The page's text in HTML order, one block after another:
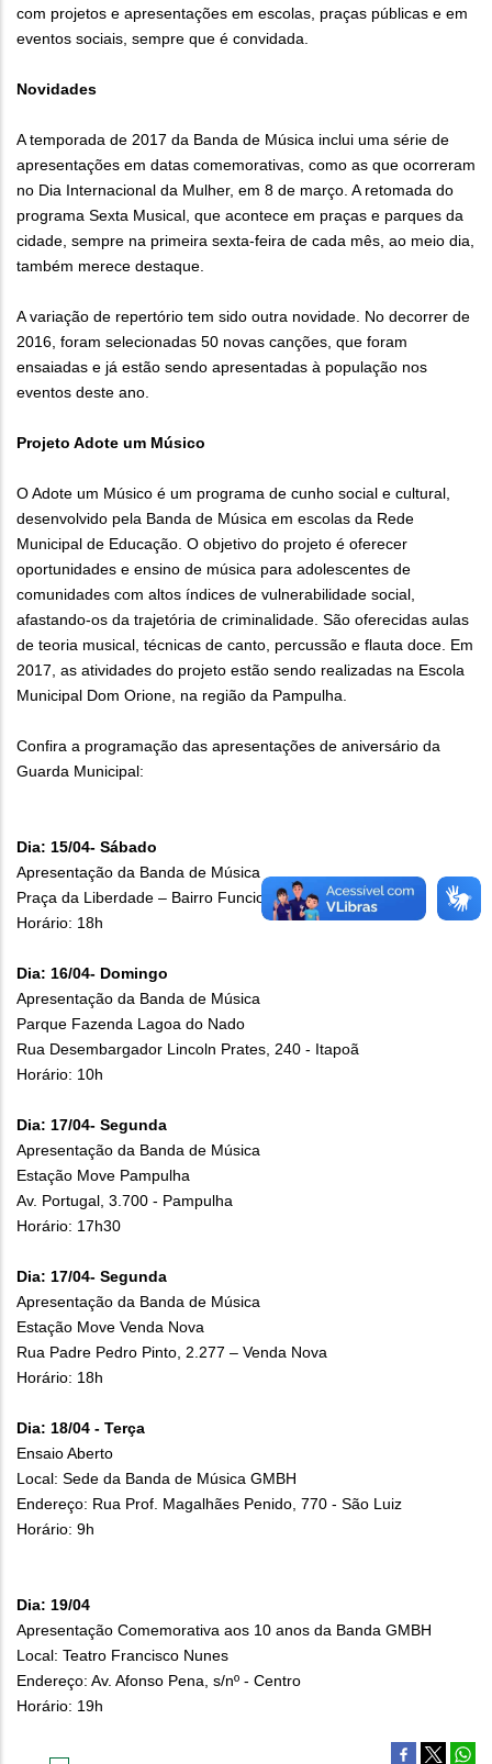
com projetos e apresentações em escolas, praças públicas e em
eventos sociais, sempre que é convidada.
Novidades
A temporada de 2017 da Banda de Música inclui uma série de
apresentações em datas comemorativas, como as que ocorreram
no Dia Internacional da Mulher, em 8 de março. A retomada do
programa Sexta Musical, que acontece em praças e parques da
cidade, sempre na primeira sexta-feira de cada mês, ao meio dia,
também merece destaque.
A variação de repertório tem sido outra novidade. No decorrer de
2016, foram selecionadas 50 novas canções, que foram
ensaiadas e já estão sendo apresentadas à população nos
eventos deste ano.
Projeto Adote um Músico
O Adote um Músico é um programa de cunho social e cultural,
desenvolvido pela Banda de Música em escolas da Rede
Municipal de Educação. O objetivo do projeto é oferecer
oportunidades e ensino de música para adolescentes de
comunidades com altos índices de vulnerabilidade social,
afastando-os da trajetória de criminalidade. São oferecidas aulas
de teoria musical, técnicas de canto, percussão e flauta doce. Em
2017, as atividades do projeto estão sendo realizadas na Escola
Municipal Dom Orione, na região da Pampulha.
Confira a programação das apresentações de aniversário da
Guarda Municipal:
Dia: 15/04- Sábado
Apresentação da Banda de Música
Praça da Liberdade – Bairro Funcionários
Horário: 18h
Dia: 16/04- Domingo
Apresentação da Banda de Música
Parque Fazenda Lagoa do Nado
Rua Desembargador Lincoln Prates, 240 - Itapoã
Horário: 10h
Dia: 17/04- Segunda
Apresentação da Banda de Música
Estação Move Pampulha
Av. Portugal, 3.700 - Pampulha
Horário: 17h30
Dia: 17/04- Segunda
Apresentação da Banda de Música
Estação Move Venda Nova
Rua Padre Pedro Pinto, 2.277 – Venda Nova
Horário: 18h
Dia: 18/04 - Terça
Ensaio Aberto
Local: Sede da Banda de Música GMBH
Endereço: Rua Prof. Magalhães Penido, 770 - São Luiz
Horário: 9h
Dia: 19/04
Apresentação Comemorativa aos 10 anos da Banda GMBH
Local: Teatro Francisco Nunes
Endereço: Av. Afonso Pena, s/nº - Centro
Horário: 19h